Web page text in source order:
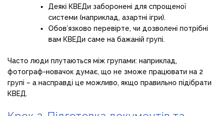
Деякі КВЕДи заборонені для спрощеної
системи (наприклад, азартні ігри).
Обов’язково перевірте, чи дозволені потрібні
вам КВЕДи саме на бажаній групі.
Часто люди плутаються між групами: наприклад,
фотограф-новачок думає, що не зможе працювати на 2
групі – а насправді це можливо, якщо правильно підібрати
КВЕД.